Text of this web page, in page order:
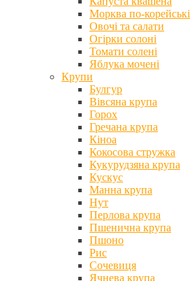
Морква по-корейські
Овочі та салати
Огірки солоні
Томати солені
Яблука мочені
Крупи
Булгур
Вівсяна крупа
Горох
Гречана крупа
Кіноа
Кокосова стружка
Кукурудзяна крупа
Кускус
Манна крупа
Нут
Перлова крупа
Пшенична крупа
Пшоно
Рис
Сочевиця
Ячнева крупа